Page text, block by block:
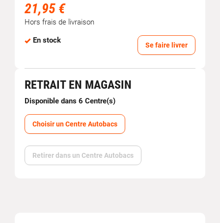
21,95 €
Hors frais de livraison
En stock
Se faire livrer
RETRAIT EN MAGASIN
Disponible dans 6 Centre(s)
Choisir un Centre Autobacs
Retirer dans un Centre Autobacs